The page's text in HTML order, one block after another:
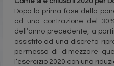
Dopo la prima fase della
ad una contrazione del
dell’anno precedente, a
assistito ad una discreta
permesso di dimezzare
l’esercizio 2020 con una